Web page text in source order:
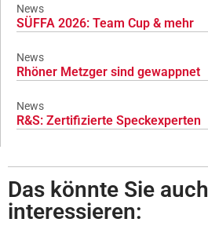
News
SÜFFA 2026: Team Cup & mehr
News
Rhöner Metzger sind gewappnet
News
R&S: Zertifizierte Speckexperten
Das könnte Sie auch
interessieren: